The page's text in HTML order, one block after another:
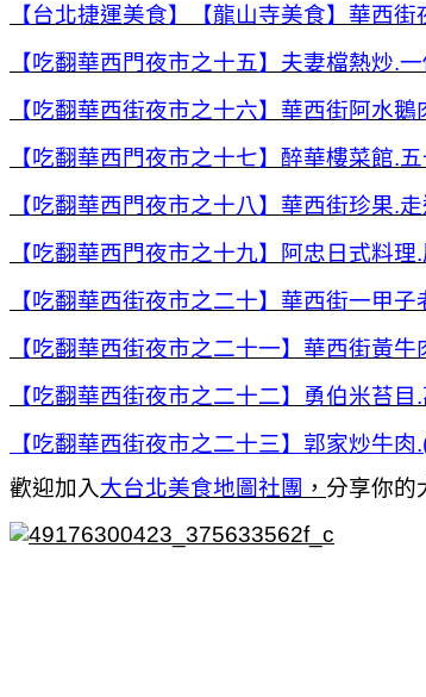
【台北捷運美食】【龍山寺美食】華西
【吃翻華西門夜市之十五】夫妻檔熱炒.
【吃翻華西街夜市之十六】華西街阿水
【吃翻華西門夜市之十七】醉華樓菜館.
【吃翻華西門夜市之十八】華西街珍果.
【吃翻華西門夜市之十九】阿忠日式料
【吃翻華西街夜市之二十】華西街一甲
【吃翻華西街夜市之二十一】華西街黃
【吃翻華西街夜市之二十二】勇伯米苔
【吃翻華西街夜市之二十三】郭家炒牛
歡迎加入大台北美食地圖社團 ， 分享你的